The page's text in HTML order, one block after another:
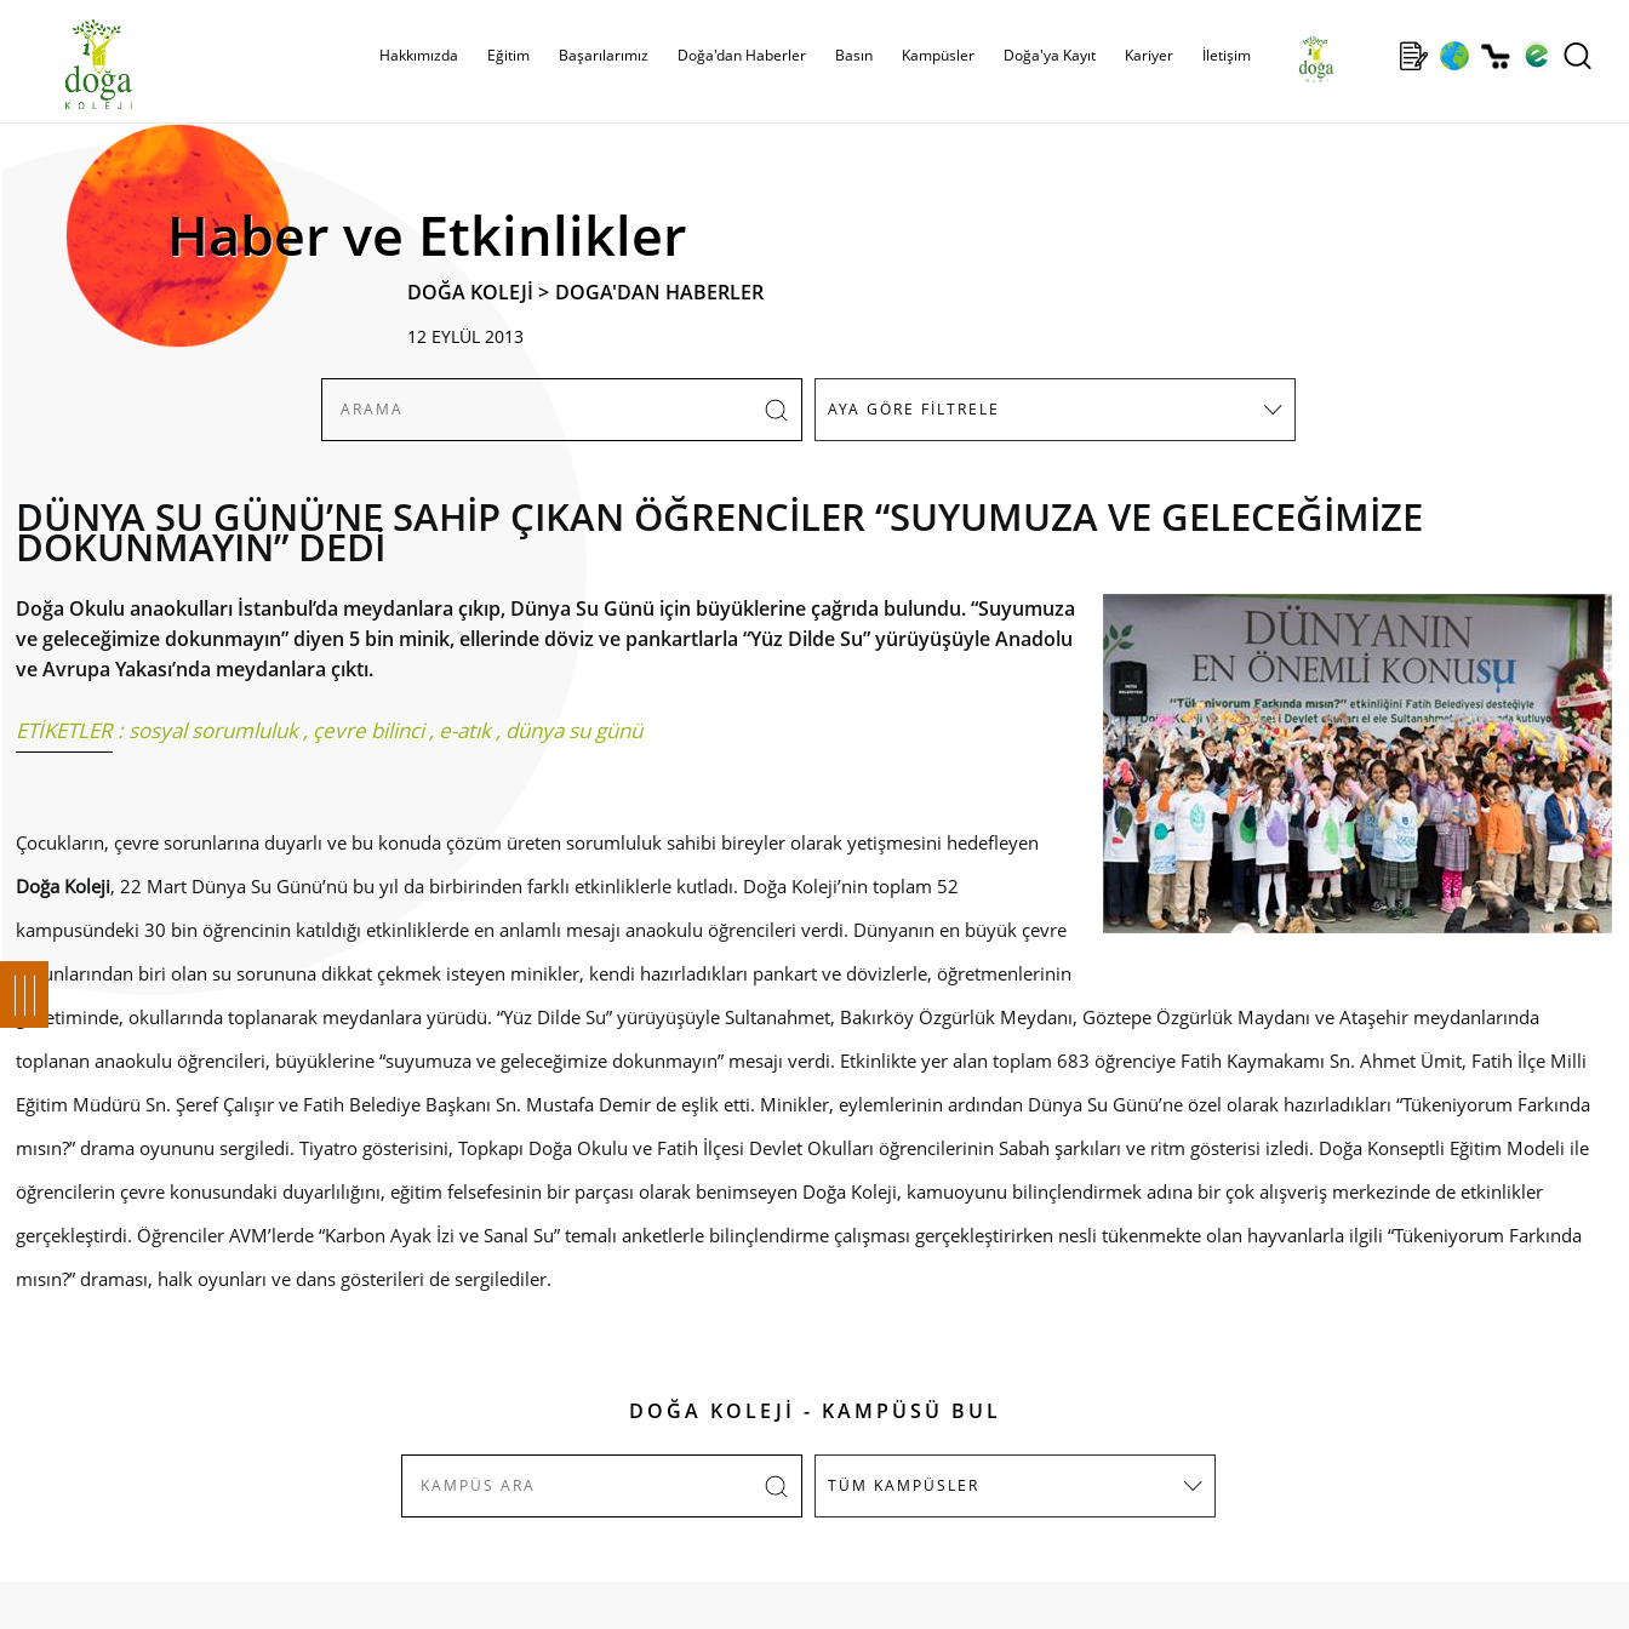
Hakkımızda Eğitim Başarılarımız Doğa'dan Haberler Basın Kampüsler Doğa'ya Kayıt Kariyer İletişim
Haber ve Etkinlikler
DOĞA KOLEJİ > DOGA'DAN HABERLER
12 EYLÜL 2013
DÜNYA SU GÜNÜ’NE SAHİP ÇIKAN ÖĞRENCİLER “SUYUMUZA VE GELECEĞİMİZE
DOKUNMAYIN” DEDİ
Doğa Okulu anaokulları İstanbul’da meydanlara çıkıp, Dünya Su Günü için büyüklerine çağrıda bulundu. “Suyumuza
ve geleceğimize dokunmayın” diyen 5 bin minik, ellerinde döviz ve pankartlarla “Yüz Dilde Su” yürüyüşüyle Anadolu
ve Avrupa Yakası’nda meydanlara çıktı.
ETİKETLER :sosyal sorumluluk, çevre bilinci, e-atık, dünya su günü
Çocukların, çevre sorunlarına duyarlı ve bu konuda çözüm üreten sorumluluk sahibi bireyler olarak yetişmesini hedefleyen
Doğa Koleji,22 Mart Dünya Su Günü’nü bu yıl da birbirinden farklı etkinliklerle kutladı. Doğa Koleji’nin toplam 52
kampusündeki 30 bin öğrencinin katıldığı etkinliklerde en anlamlı mesajı anaokulu öğrencileri verdi. Dünyanın en büyük çevre
sorunlarından biri olan su sorununa dikkat çekmek isteyen minikler, kendi hazırladıkları pankart ve dövizlerle, öğretmenlerinin
gözetiminde, okullarında toplanarak meydanlara yürüdü. “Yüz Dilde Su” yürüyüşüyle Sultanahmet, Bakırköy Özgürlük Meydanı, Göztepe Özgürlük Maydanı ve Ataşehir meydanlarında
toplanan anaokulu öğrencileri, büyüklerine “suyumuza ve geleceğimize dokunmayın” mesajı verdi. Etkinlikte yer alan toplam 683 öğrenciye Fatih Kaymakamı Sn. Ahmet Ümit, Fatih İlçe Milli
Eğitim Müdürü Sn. Şeref Çalışır ve Fatih Belediye Başkanı Sn. Mustafa Demir de eşlik etti. Minikler, eylemlerinin ardından Dünya Su Günü’ne özel olarak hazırladıkları “Tükeniyorum Farkında
mısın?” drama oyununu sergiledi. Tiyatro gösterisini, Topkapı Doğa Okulu ve Fatih İlçesi Devlet Okulları öğrencilerinin Sabah şarkıları ve ritm gösterisi izledi. Doğa Konseptli Eğitim Modeli ile
öğrencilerin çevre konusundaki duyarlılığını, eğitim felsefesinin bir parçası olarak benimseyen Doğa Koleji, kamuoyunu bilinçlendirmek adına bir çok alışveriş merkezinde de etkinlikler
gerçekleştirdi. Öğrenciler AVM’lerde “Karbon Ayak İzi ve Sanal Su” temalı anketlerle bilinçlendirme çalışması gerçekleştirirken nesli tükenmekte olan hayvanlarla ilgili “Tükeniyorum Farkında
mısın?” draması, halk oyunları ve dans gösterileri de sergilediler.
DOĞA KOLEJİ - KAMPÜSÜ BUL